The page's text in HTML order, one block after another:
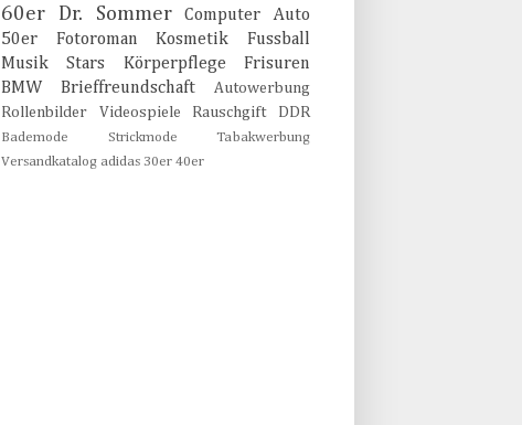
60er
Dr. Sommer Computer
Auto
50er
Fotoroman Kosmetik
Fussball
Musik
Stars Körperpflege
Frisuren
BMW
Brieffreundschaft
Autowerbung
Rollenbilder
Videospiele Rauschgift DDR
Bademode Strickmode
Tabakwerbung
Versandkatalog adidas 30er 40er